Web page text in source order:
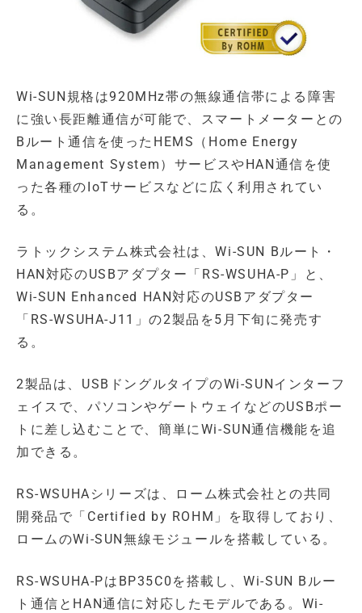
Wi-SUN規格は920MHz帯の無線通信帯による障害
に強い長距離通信が可能で、スマートメーターとの
Bルート通信を使ったHEMS（Home Energy
Management System）サービスやHAN通信を使
った各種のIoTサービスなどに広く利用されてい
る。
ラトックシステム株式会社は、Wi-SUN Bルート・
HAN対応のUSBアダプター「RS-WSUHA-P」と、
Wi-SUN Enhanced HAN対応のUSBアダプター
「RS-WSUHA-J11」の2製品を5月下旬に発売す
る。
2製品は、USBドングルタイプのWi-SUNインターフ
ェイスで、パソコンやゲートウェイなどのUSBポー
トに差し込むことで、簡単にWi-SUN通信機能を追
加できる。
RS-WSUHAシリーズは、ローム株式会社との共同
開発品で「Certified by ROHM」を取得しており、
ロームのWi-SUN無線モジュールを搭載している。
RS-WSUHA-PはBP35C0を搭載し、Wi-SUN Bルー
ト通信とHAN通信に対応したモデルである。Wi-